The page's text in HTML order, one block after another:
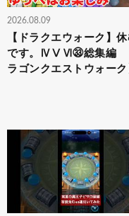
2026.08.09
【ドラクエウォーク】
です。ⅣⅤⅥ㉝総集編
ラゴンクエストウォーク